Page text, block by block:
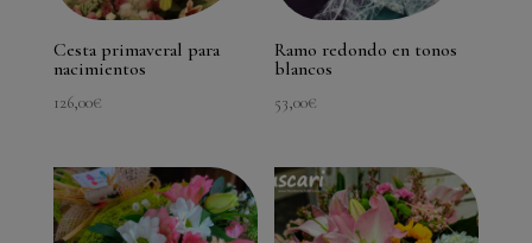
Cesta primaveral para
nacimientos
126,00€
Ramo redondo en tonos
blancos
53,00€